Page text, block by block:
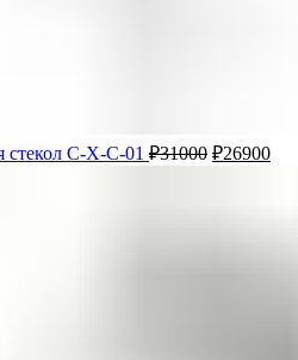
стекол С-Х-С-01 ₽31000 ₽26900